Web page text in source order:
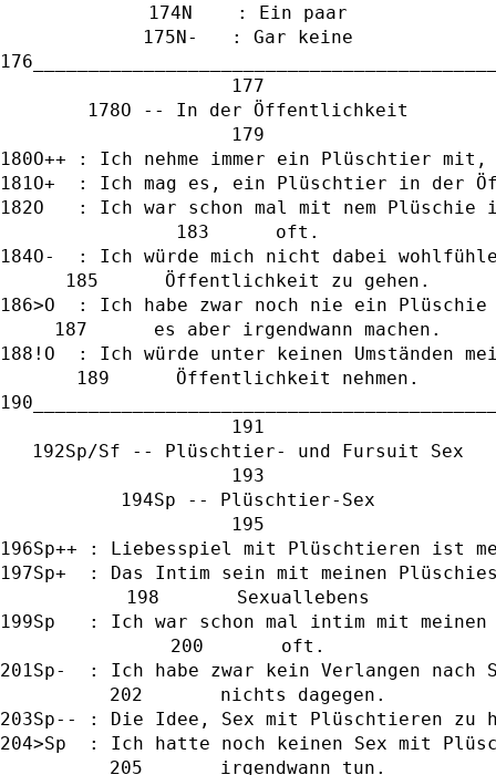
N    : Ein paar
N-   : Gar keine
O -- In der Öffentlichkeit
O++ : Ich nehme immer ein Plüschtier mit,
O+  : Ich mag es, ein Plüschtier in der
O   : Ich war schon mal mit nem
      oft.
O-  : Ich würde mich nicht dabei
      Öffentlichkeit zu gehen.
>O  : Ich habe zwar noch nie ein Plüschie
      es aber irgendwann machen.
!O  : Ich würde unter keinen Umständen
      Öffentlichkeit nehmen.
Sp/Sf -- Plüschtier- und Fursuit Sex
Sp -- Plüschtier-Sex
Sp++ : Liebesspiel mit Plüschtieren ist
Sp+  : Das Intim sein mit meinen
       Sexuallebens
Sp   : Ich war schon mal intim mit
       oft.
Sp-  : Ich habe zwar kein Verlangen nach
       nichts dagegen.
Sp-- : Die Idee, Sex mit Plüschtieren zu
>Sp  : Ich hatte noch keinen Sex mit
       irgendwann tun.